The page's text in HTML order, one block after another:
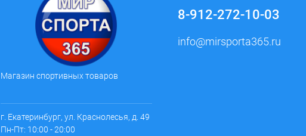
Магазин спортивных товаров
г. Екатеринбург, ул. Краснолесья, д. 49
Пн-Пт: 10:00 - 20:00
8-912-272-10-03
info@mirsporta365.ru